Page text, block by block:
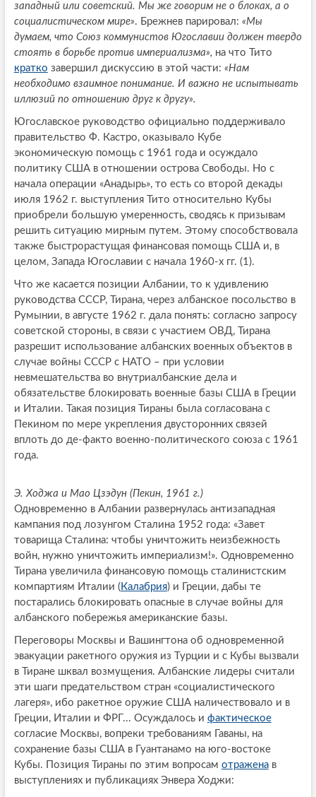
западный или советский. Мы же говорим не о блоках, а о
социалистическом мире». Брежнев парировал: «Мы
думаем, что Союз коммунистов Югославии должен твердо
стоять в борьбе против империализма», на что Тито
кратко завершил дискуссию в этой части: «Нам
необходимо взаимное понимание. И важно не испытывать
иллюзий по отношению друг к другу».
Югославское руководство официально поддерживало
правительство Ф. Кастро, оказывало Кубе
экономическую помощь с 1961 года и осуждало
политику США в отношении острова Свободы. Но с
начала операции «Анадырь», то есть со второй декады
июля 1962 г. выступления Тито относительно Кубы
приобрели большую умеренность, сводясь к призывам
решить ситуацию мирным путем. Этому способствовала
также быстрорастущая финансовая помощь США и, в
целом, Запада Югославии с начала 1960-х гг. (1).
Что же касается позиции Албании, то к удивлению
руководства СССР, Тирана, через албанское посольство в
Румынии, в августе 1962 г. дала понять: согласно запросу
советской стороны, в связи с участием ОВД, Тирана
разрешит использование албанских военных объектов в
случае войны СССР с НАТО – при условии
невмешательства во внутриалбанские дела и
обязательстве блокировать военные базы США в Греции
и Италии. Такая позиция Тираны была согласована с
Пекином по мере укрепления двусторонних связей
вплоть до де-факто военно-политического союза с 1961
года.
Э. Ходжа и Мао Цзэдун (Пекин, 1961 г.)
Одновременно в Албании развернулась антизападная
кампания под лозунгом Сталина 1952 года: «Завет
товарища Сталина: чтобы уничтожить неизбежность
войн, нужно уничтожить империализм!». Одновременно
Тирана увеличила финансовую помощь сталинистским
компартиям Италии ( Калабрия) и Греции, дабы те
постарались блокировать опасные в случае войны для
албанского побережья американские базы.
Переговоры Москвы и Вашингтона об одновременной
эвакуации ракетного оружия из Турции и с Кубы вызвали
в Тиране шквал возмущения. Албанские лидеры считали
эти шаги предательством стран «социалистического
лагеря», ибо ракетное оружие США наличествовало и в
Греции, Италии и ФРГ... Осуждалось и фактическое
согласие Москвы, вопреки требованиям Гаваны, на
сохранение базы США в Гуантанамо на юго-востоке
Кубы. Позиция Тираны по этим вопросам отраженав
выступлениях и публикациях Энвера Ходжи: